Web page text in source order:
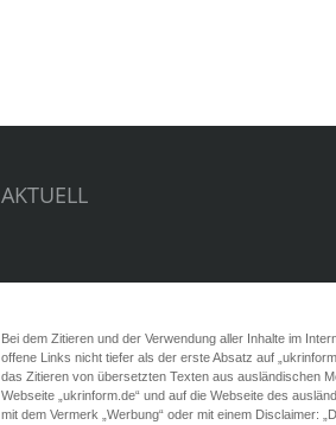
AKTUELL
Bei dem Zitieren und der Verwendung aller Inhalte im
offene Links nicht tiefer als der erste Absatz auf
das Zitieren von übersetzten Texten aus ausländischen
Webseite „ukrinform.de“ und auf die Webseite des
mit dem Vermerk „Werbung“ oder mit einem Disclaimer: